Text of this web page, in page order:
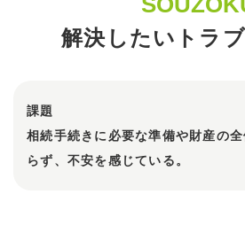
解決したいトラ
課題
相続手続きに必要な準備や財産の
らず、不安を感じている。